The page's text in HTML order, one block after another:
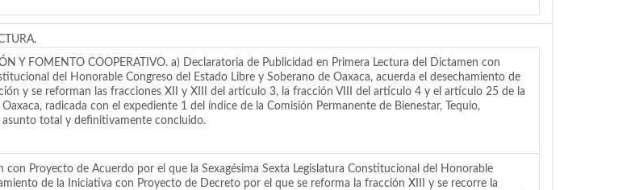
Y FOMENTO COOPERATIVO. a) Declaratoria de Publicidad en Primera Lectura del Dictamen con
del Honorable Congreso del Estado Libre y Soberano de Oaxaca, acuerda el desechamiento de
y se reforman las fracciones XII y XIII del artículo 3, la fracción VIII del artículo 4 y el artículo 25 de la
radicada con el expediente 1 del índice de la Comisión Permanente de Bienestar, Tequio,
asunto total y definitivamente concluido.
Proyecto de Acuerdo por el que la Sexagésima Sexta Legislatura Constitucional del Honorable
de la Iniciativa con Proyecto de Decreto por el que se reforma la fracción XIII y se recorre la